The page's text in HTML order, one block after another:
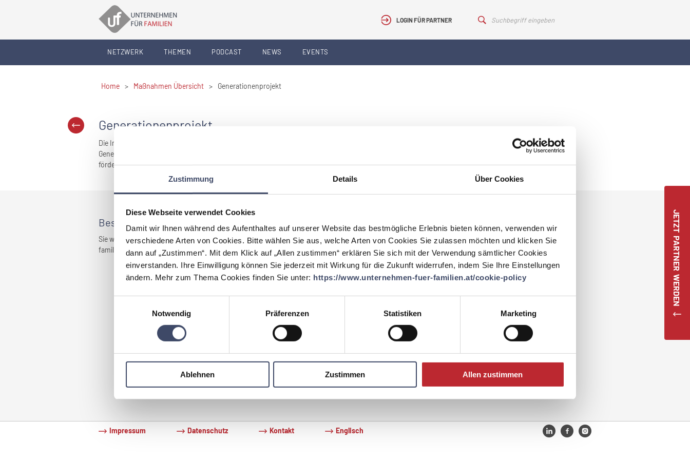
Zustimmung Details Über Cookies
Diese Webseite verwendet Cookies
Damit wir Ihnen während des Aufenthaltes auf unserer Website das bestmögliche Erlebnis bieten können, verwenden wir
verschiedene Arten von Cookies. Bitte wählen Sie aus, welche Arten von Cookies Sie zulassen möchten und klicken Sie
dann auf „Zustimmen“. Mit dem Klick auf „Allen zustimmen“ erklären Sie sich mit der Verwendung sämtlicher Cookies
einverstanden. Ihre Einwilligung können Sie jederzeit mit Wirkung für die Zukunft widerrufen, indem Sie Ihre Einstellungen
ändern. Mehr zum Thema Cookies finden Sie unter: https://www.unternehmen-fuer-familien.at/cookie-policy
Notwendig
Präferenzen Statistiken Marketing
Ablehnen Zustimmen Allen zustimmen
LOGIN FÜR PARTNER
NETZWERK THEMEN PODCAST NEWS EVENTS
JETZT PARTNER WERDEN
Home > Maßnahmen Übersicht > Generationenprojekt
Generationenprojekt
Die Interessen von jungen Menschen, sind oft sehr unterschiedlich von jenen der älteren Menschen.
Generationenprojekte sollen dabei helfen das Verständnis und den Dialog der Generationen untereinander zu
fördern.
Best Practices
Sie wollen erfahren wie die Maßnahmen in der Praxis umgesetzt wurden? Klicken Sie sich durch unsere zahlreichen Best Practice Beispiele zertifiziert
familienfreundlicher Unternehmen und Gemeinden.
besonderer Shoppingnachmittag statt.
zum Best Practice Beispiel
Impressum Datenschutz Kontakt Englisch